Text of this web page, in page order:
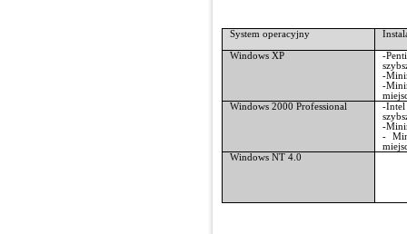
System operacyjny
Windows XP
-
-
-
Windows 2000 Professional
-
-
-
Windows NT 4.0